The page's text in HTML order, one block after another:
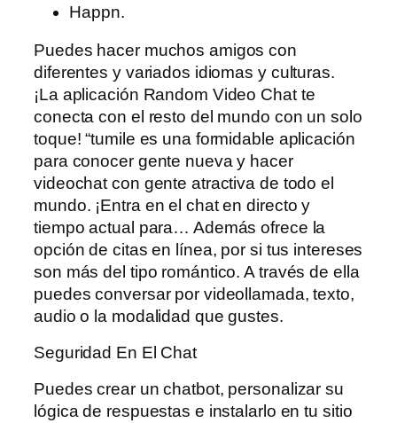
Happn.
Puedes hacer muchos amigos con
diferentes y variados idiomas y culturas.
¡La aplicación Random Video Chat te
conecta con el resto del mundo con un solo
toque! “tumile es una formidable aplicación
para conocer gente nueva y hacer
videochat con gente atractiva de todo el
mundo. ¡Entra en el chat en directo y
tiempo actual para… Además ofrece la
opción de citas en línea, por si tus intereses
son más del tipo romántico. A través de ella
puedes conversar por videollamada, texto,
audio o la modalidad que gustes.
Seguridad En El Chat
Puedes crear un chatbot, personalizar su
lógica de respuestas e instalarlo en tu sitio